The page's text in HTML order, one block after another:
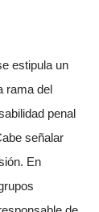
estipula un
rama del
penal
señalar
En